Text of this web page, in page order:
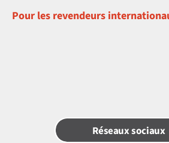
Pour les revendeurs
Réseaux sociaux